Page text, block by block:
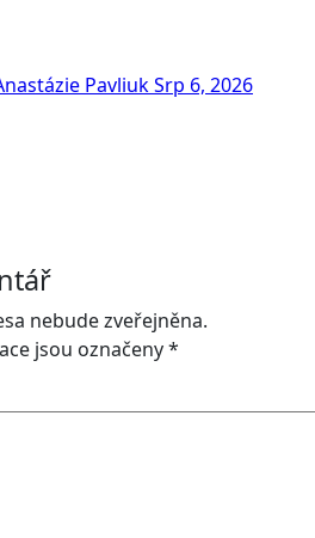
PavliukSrp 6, 2026
nebude zveřejněna.
jsou označeny*